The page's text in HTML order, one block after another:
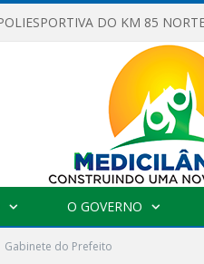
O GOVERNO
Gabinete do Prefeito